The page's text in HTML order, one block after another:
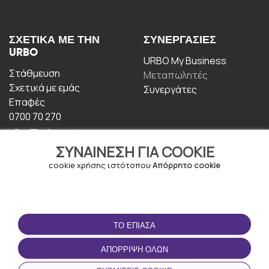
ΣΥΝΑΊΝΕΣΗ ΓΙΑ COOKIE
cookie χρήσης ιστότοπου Απόρρητο cookie
ΤΟ ΈΠΙΑΣΑ
ΑΠΌΡΡΙΨΗ ΌΛΩΝ
ΣΧΕΤΙΚΆ ΜΕ ΤΗΝ
URBO
Στάθμευση
Σχετικά με εμάς
Επαφές
0700 70 270
ΣΥΝΕΡΓΑΣΊΕΣ
URBO My Business
Μεταπωλητές
Συνεργάτες
ΟΡΟΙ ΧΡΉΣΗΣ
Οροι και Προϋποθέσεις
Πολιτική απορρήτου
ΚΑΤΕΒΆΣΤΕ ΤΗΝ
ΕΦΑΡΜΟΓΉ